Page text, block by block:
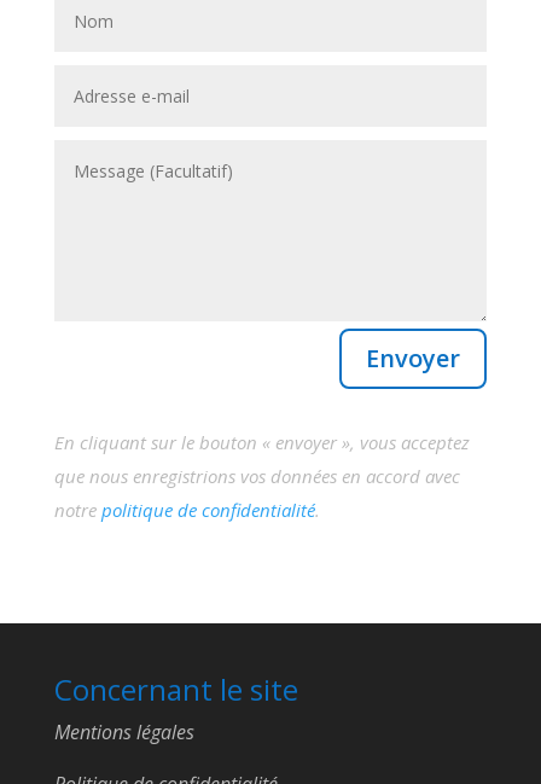
Envoyer
En cliquant sur le bouton « envoyer », vous acceptez
que nous enregistrions vos données en accord avec
notre politique de confidentialité.
Concernant le site
Mentions légales